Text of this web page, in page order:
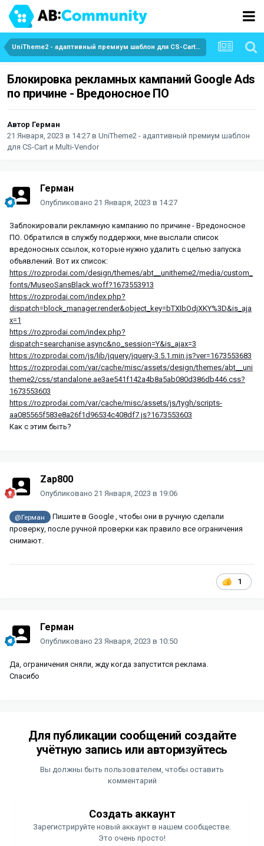
UniTheme2 - адаптивный премиум шаблон для CS-Cart и Multi-Vendor
Блокировка рекламных кампаний Google Ads
по причине - Вредоносное ПО
Автор Герман
21 Января, 2023 в 14:27 в UniTheme2 - адаптивный премиум шаблон
для CS-Cart и Multi-Vendor
Герман
Опубликовано 21 Января, 2023 в 14:27
Заблокировали рекламную кампанию по причине - Вредоносное
ПО. Обратился в службу поддержки, мне выслали список
вредоносных ссылок, которые нужно удалить с целью запуска
объявлений. Вот их список:
https://rozprodai.com/design/themes/abt__unitheme2/media/custom_
fonts/MuseoSansBlack.woff?1673553913
https://rozprodai.com/index.php?
dispatch=block_manager.render&object_key=bTXIbOdjXKY%3D&is_aja
x=1
https://rozprodai.com/index.php?
dispatch=searchanise.async&no_session=Y&is_ajax=3
https://rozprodai.com/js/lib/jquery/jquery-3.5.1.min.js?ver=1673553683
https://rozprodai.com/var/cache/misc/assets/design/themes/abt__uni
theme2/css/standalone.ae3ae541f142a4b8a5ab080d386db446.css?
1673553603
https://rozprodai.com/var/cache/misc/assets/js/tygh/scripts-
aa085565f583e8a26f1d96534c408df7.js?1673553603
Как с этим быть?
Zap800
Опубликовано 21 Января, 2023 в 19:06
@Герман
Пишите в Google , чтобы они в ручную сделали
проверку, после ручной проверки как правило все ограничения
снимают.
1
Герман
Опубликовано 23 Января, 2023 в 10:50
Да, ограничения сняли, жду когда запустится реклама.
Спасибо
Для публикации сообщений создайте
учётную запись или авторизуйтесь
Вы должны быть пользователем, чтобы оставить
комментарий
Создать аккаунт
Зарегистрируйте новый аккаунт в нашем сообществе.
Это очень просто!